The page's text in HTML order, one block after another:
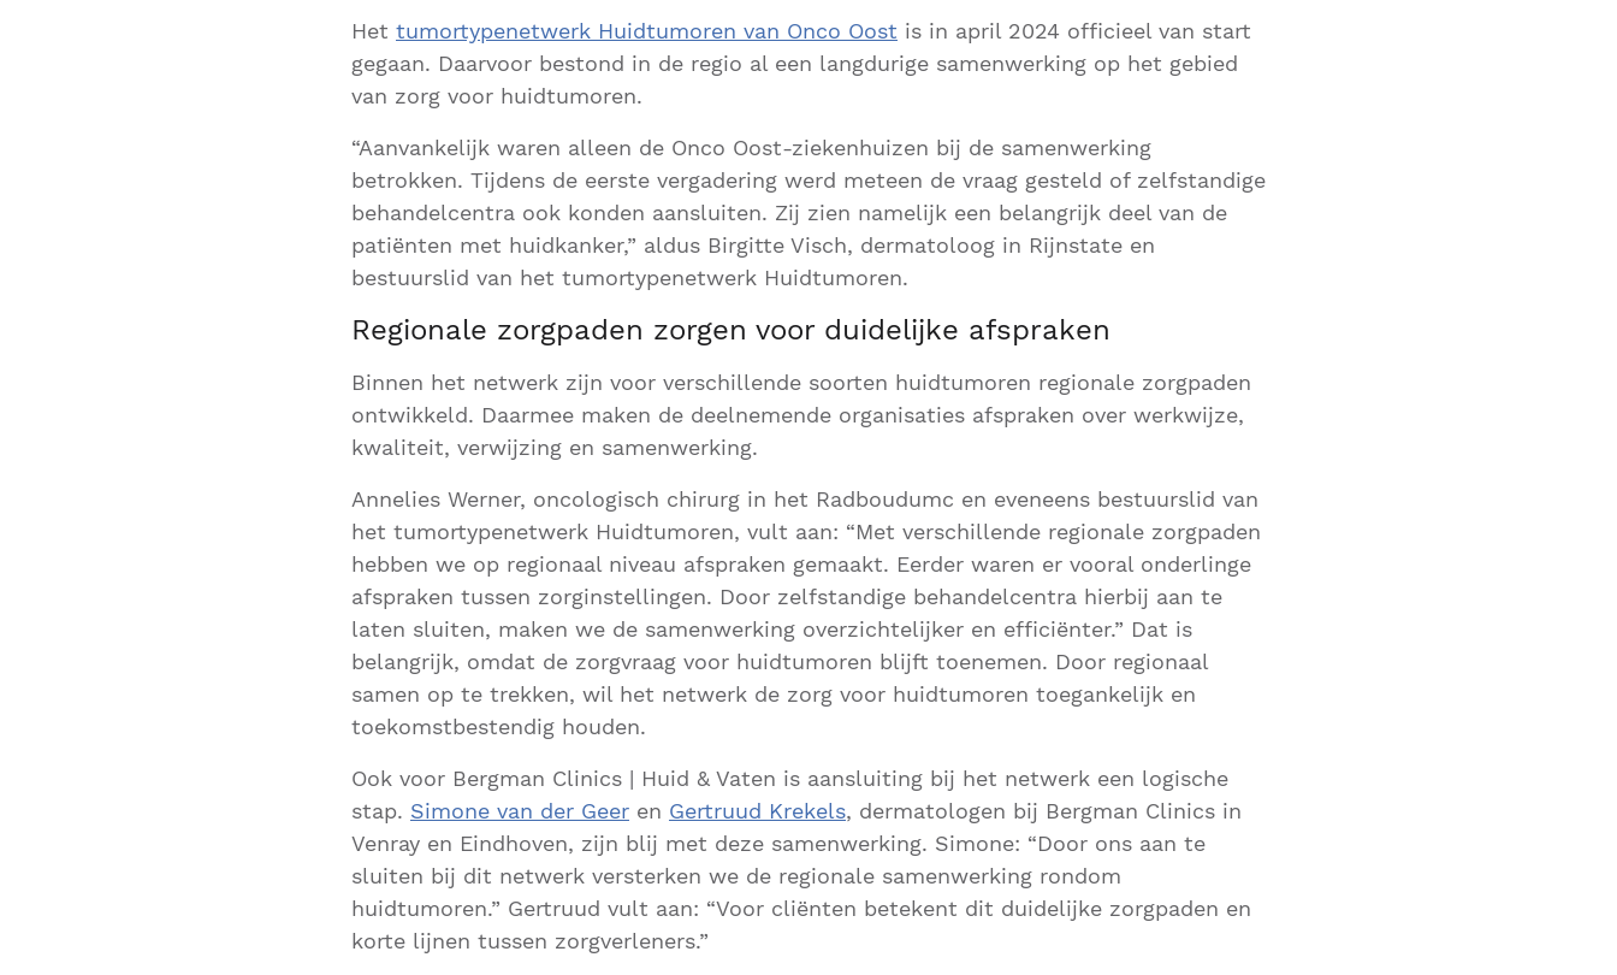
Het tumortypenetwerk Huidtumoren van Onco Oost is in april 2024 officieel van start
gegaan. Daarvoor bestond in de regio al een langdurige samenwerking op het gebied
van zorg voor huidtumoren.
“Aanvankelijk waren alleen de Onco Oost-ziekenhuizen bij de samenwerking
betrokken. Tijdens de eerste vergadering werd meteen de vraag gesteld of zelfstandige
behandelcentra ook konden aansluiten. Zij zien namelijk een belangrijk deel van de
patiënten met huidkanker,” aldus Birgitte Visch, dermatoloog in Rijnstate en
bestuurslid van het tumortypenetwerk Huidtumoren.
Regionale zorgpaden zorgen voor duidelijke afspraken
Binnen het netwerk zijn voor verschillende soorten huidtumoren regionale zorgpaden
ontwikkeld. Daarmee maken de deelnemende organisaties afspraken over werkwijze,
kwaliteit, verwijzing en samenwerking.
Annelies Werner, oncologisch chirurg in het Radboudumc en eveneens bestuurslid van
het tumortypenetwerk Huidtumoren, vult aan: “Met verschillende regionale zorgpaden
hebben we op regionaal niveau afspraken gemaakt. Eerder waren er vooral onderlinge
afspraken tussen zorginstellingen. Door zelfstandige behandelcentra hierbij aan te
laten sluiten, maken we de samenwerking overzichtelijker en efficiënter.” Dat is
belangrijk, omdat de zorgvraag voor huidtumoren blijft toenemen. Door regionaal
samen op te trekken, wil het netwerk de zorg voor huidtumoren toegankelijk en
toekomstbestendig houden.
Ook voor Bergman Clinics | Huid & Vaten is aansluiting bij het netwerk een logische
stap. Simone van der Geer en Gertruud Krekels, dermatologen bij Bergman Clinics in
Venray en Eindhoven, zijn blij met deze samenwerking. Simone: “Door ons aan te
sluiten bij dit netwerk versterken we de regionale samenwerking rondom
huidtumoren.” Gertruud vult aan: “Voor cliënten betekent dit duidelijke zorgpaden en
korte lijnen tussen zorgverleners.”